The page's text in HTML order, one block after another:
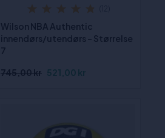
Wilson NBA Authentic
innendørs/utendørs - Størrelse
7
745,00 kr 521,00 kr